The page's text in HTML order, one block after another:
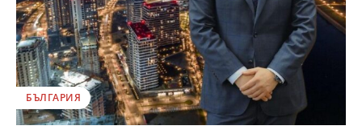
БЪЛГАРИЯ